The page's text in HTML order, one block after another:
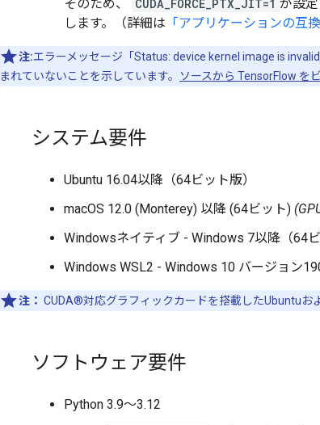
そのため、
CUDA_FORCE_PTX_JIT=1 が設
します。（詳細は 「アプリケーションの互換
注:エラーメッセージ「Status: device kernel image is
まれていないことを示しています。
ソースから TensorFlow を
システム要件
Ubuntu 16.04以降（64ビット版）
macOS 12.0 (Monterey) 以降 (64ビット)
Windowsネイティブ - Windows 7以降（64
Windows WSL2 - Windows 10 バージョン
注： CUDA®対応グラフィックカードを搭載したUbuntuお
ソフトウェア要件
Python 3.9～3.12